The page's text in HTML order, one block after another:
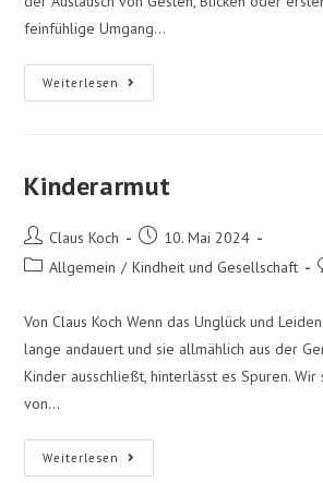
feinfühlige Umgang…
Weiterlesen
Kinderarmut
Claus Koch
10. Mai 2024
Allgemein / Kindheit und Gesellschaft
Von Claus Koch Wenn das Unglück und
lange andauert und sie allmählich aus der
Kinder ausschließt, hinterlässt es Spuren.
von…
Weiterlesen